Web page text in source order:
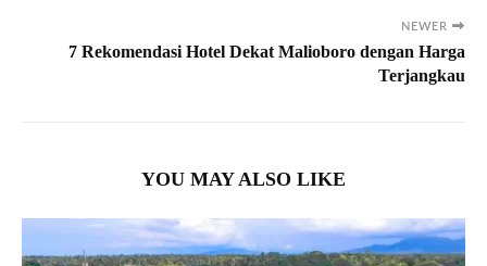
NEWER
7 Rekomendasi Hotel Dekat Malioboro dengan Harga
Terjangkau
YOU MAY ALSO LIKE